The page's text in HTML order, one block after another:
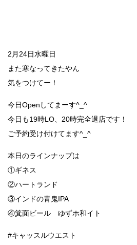
2月24日水曜日
また寒なってきたやん
気をつけてー！
今日Openしてまーす^_^
今日も19時LO、20時完全退店です！
ご予約受け付けてます^_^
本日のラインナップは
①ギネス
②ハートランド
③インドの青鬼IPA
④箕面ビール ゆずホ和イト
#キャッスルウエスト